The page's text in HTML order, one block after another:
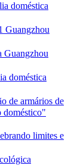
doméstica
Guangzhou
Guangzhou
doméstica
de armários de
doméstico"
limites e